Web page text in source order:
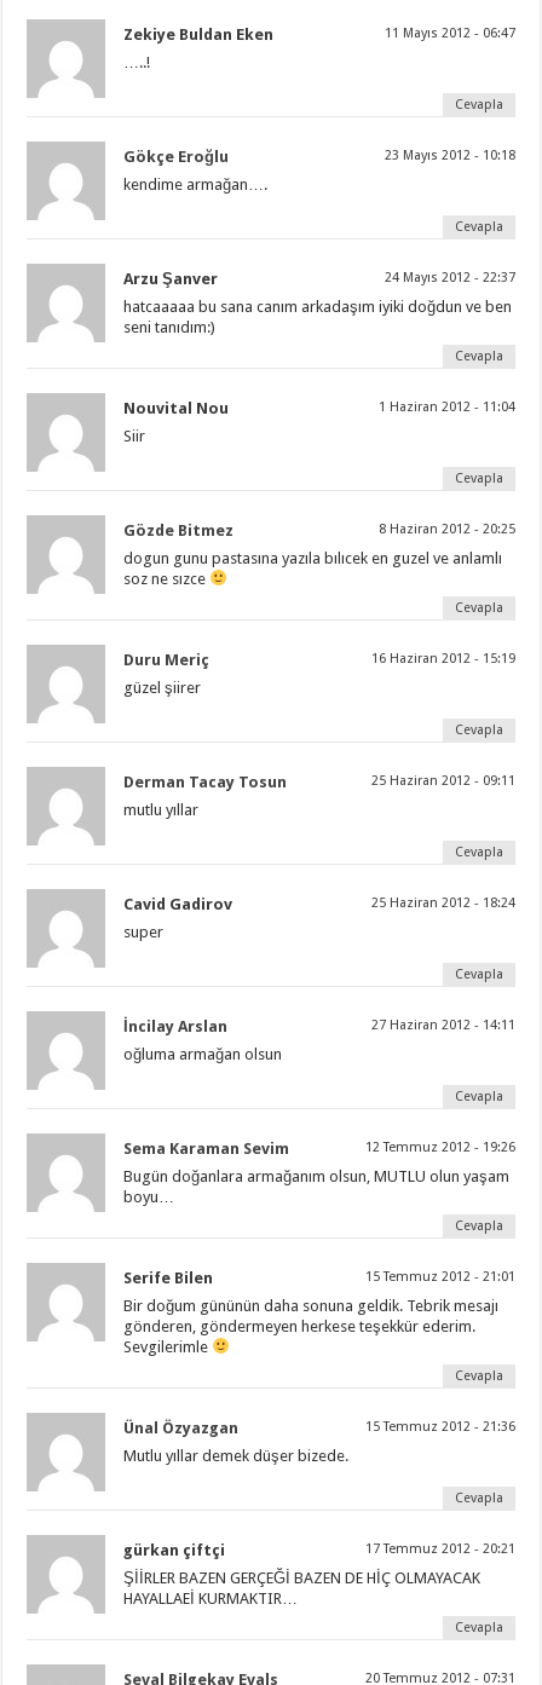
Zekiye Buldan Eken 11 Mayıs 2012 - 06:47
…..!
Cevapla
Gökçe Eroğlu 23 Mayıs 2012 - 10:18
kendime armağan….
Cevapla
Arzu Şanver 24 Mayıs 2012 - 22:37
hatcaaaaa bu sana canım arkadaşım iyiki doğdun ve ben
seni tanıdım:)
Cevapla
Nouvital Nou 1 Haziran 2012 - 11:04
Siir
Cevapla
Gözde Bitmez 8 Haziran 2012 - 20:25
dogun gunu pastasına yazıla bılıcek en guzel ve anlamlı
soz ne sızce
Cevapla
Duru Meriç 16 Haziran 2012 - 15:19
güzel şiirer
Cevapla
Derman Tacay Tosun 25 Haziran 2012 - 09:11
mutlu yıllar
Cevapla
Cavid Gadirov 25 Haziran 2012 - 18:24
super
Cevapla
İncilay Arslan 27 Haziran 2012 - 14:11
oğluma armağan olsun
Cevapla
Sema Karaman Sevim 12 Temmuz 2012 - 19:26
Bugün doğanlara armağanım olsun, MUTLU olun yaşam
boyu…
Cevapla
Serife Bilen 15 Temmuz 2012 - 21:01
Bir doğum gününün daha sonuna geldik. Tebrik mesajı
gönderen, göndermeyen herkese teşekkür ederim.
Sevgilerimle
Cevapla
Ünal Özyazgan 15 Temmuz 2012 - 21:36
Mutlu yıllar demek düşer bizede.
Cevapla
gürkan çiftçi 17 Temmuz 2012 - 20:21
ŞİİRLER BAZEN GERÇEĞİ BAZEN DE HİÇ OLMAYACAK
HAYALLAEİ KURMAKTIR…
Cevapla
Seval Bilgekay Evals 20 Temmuz 2012 - 07:31